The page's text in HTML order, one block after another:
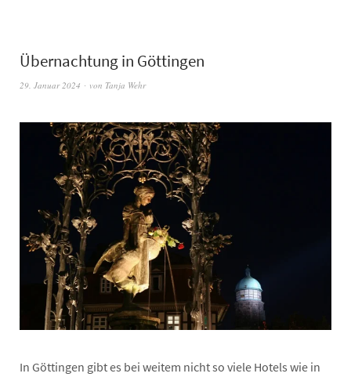
Übernachtung in Göttingen
29. Januar 2024 von Tanja Wehr
In Göttingen gibt es bei weitem nicht so viele Hotels wie in